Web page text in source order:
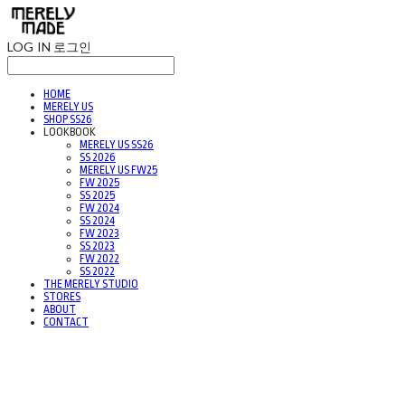
LOG IN 로그인
HOME
MERELY US
SHOP SS26
LOOKBOOK
MERELY US SS26
SS 2026
MERELY US FW25
FW 2025
SS 2025
FW 2024
SS 2024
FW 2023
SS 2023
FW 2022
SS 2022
THE MERELY STUDIO
STORES
ABOUT
CONTACT